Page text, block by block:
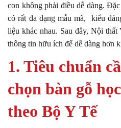
con không phải điều dễ dàng.
có rất đa dạng mẫu mã, kiểu
liệu khác nhau. Sau đây, Nội
thông tin hữu ích để dễ dàng hơn
1. Tiêu chuẩn
chọn bàn gỗ
theo Bộ Y Tế